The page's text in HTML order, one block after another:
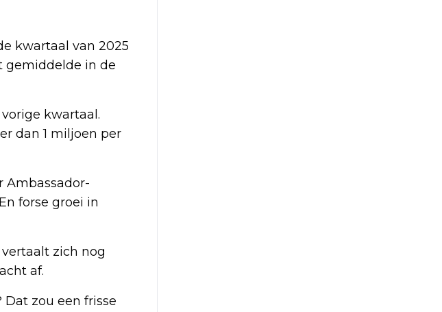
kwartaal van 2025
gemiddelde in de
kwartaal.
dan 1 miljoen per
Ambassador-
forse groei in
zich nog
af.
zou een frisse